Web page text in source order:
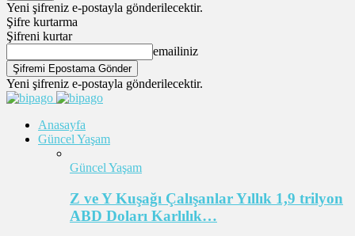
Yeni şifreniz e-postayla gönderilecektir.
Şifre kurtarma
Şifreni kurtar
emailiniz
Yeni şifreniz e-postayla gönderilecektir.
Anasayfa
Güncel Yaşam
Güncel Yaşam
Z ve Y Kuşağı Çalışanlar Yıllık 1,9 trilyon
ABD Doları Karlılık…